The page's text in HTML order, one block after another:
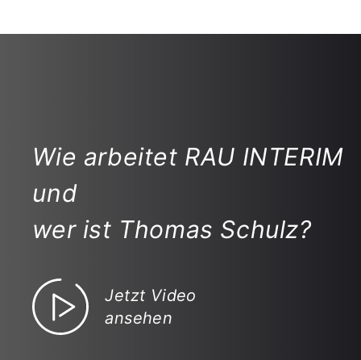
Wie arbeitet RAU INTERIM
und
wer ist Thomas Schulz?
Jetzt Video
ansehen